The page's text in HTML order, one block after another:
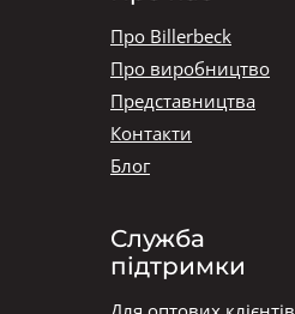
Про Billerbeck
Про виробництво
Представництва
Контакти
Блог
Служба
підтримки